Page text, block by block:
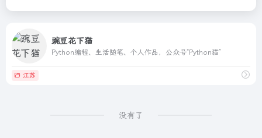
豌豆花下猫
Python编程、生活随笔、个人作品，公众号“Python猫”
江苏
没有了